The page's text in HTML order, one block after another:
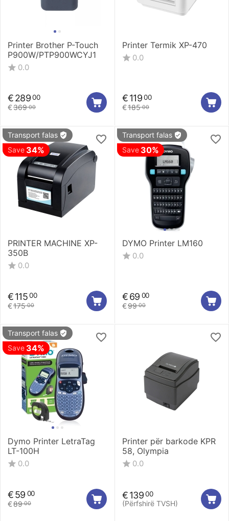
Printer Brother P-Touch
P900W/PTP900WCYJ1
0.0
€369 00
€289 00
Printer Termik XP-470
0.0
€185 00
€119 00
Transport falas
Save 34%
PRINTER MACHINE XP-
350B
0.0
€175 00
€115 00
Transport falas
Save 30%
DYMO Printer LM160
0.0
€99 00
€69 00
Transport falas
Save 34%
Dymo Printer LetraTag
LT-100H
0.0
€89 00
€59 00
Printer për barkode KPR
58, Olympia
0.0
€139 00
(Përfshirë TVSH)